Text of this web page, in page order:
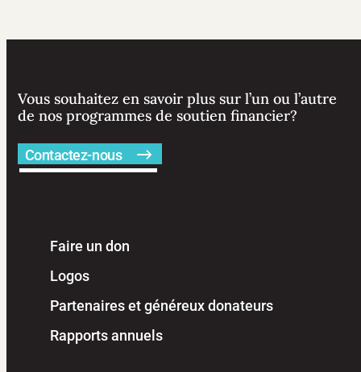
Vous souhaitez en savoir plus sur l’un ou l’autre
de nos programmes de soutien financier?
Contactez-nous
Faire un don
Logos
Partenaires et généreux donateurs
Rapports annuels